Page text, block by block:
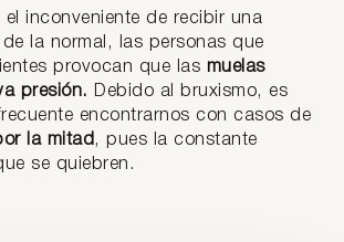
inconveniente de recibir una
la normal, las personas que
provocan que las muelas
presión.
Debido al bruxismo, es
encontrarnos con casos de
la mitad , pues la constante
se quiebren.